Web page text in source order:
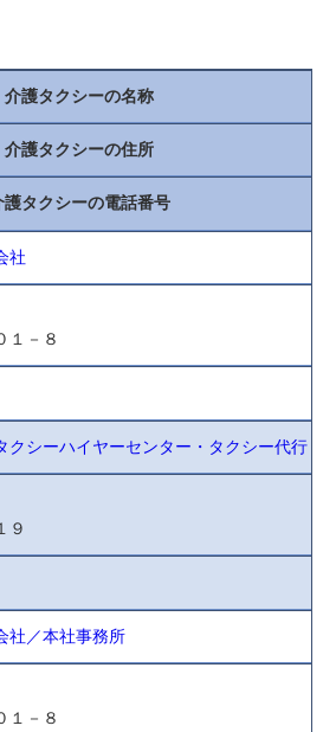
介護タクシーの名称
介護タクシーの住所
護タクシーの電話番号
社
１－８
クシーハイヤーセンター・タクシー代行
９
社／本社事務所
１－８